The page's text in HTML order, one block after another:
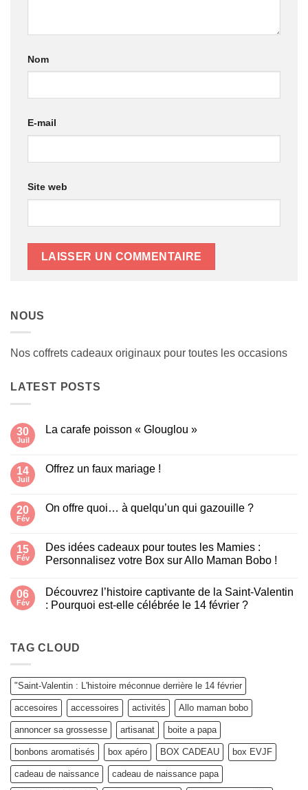
Nom
E-mail
Site web
NOUS
Nos coffrets cadeaux originaux pour toutes les occasions
LATEST POSTS
30
Juil
La carafe poisson « Glouglou »
La
14
Juil
Offrez un faux mariage !
Offrez
20
Fév
On offre quoi… à quelqu’un qui gazouille ?
On
offre
quoi…
qui
gazouille
?
15
Fév
Des idées cadeaux pour toutes les Mamies :
Personnalisez votre Box sur Allo Maman Bobo !
sur
Des
idées
les
Mamies
votre
Box
sur
Allo
Maman
!
06
Fév
Découvrez l’histoire captivante de la Saint-Valentin
: Pourquoi est-elle célébrée le 14 février ?
Découvrez
l’histoire
la
Saint-
Valentin
:
Pourquoi
elle
célébrée
le
14
février
?
TAG CLOUD
"Saint-Valentin : L'histoire méconnue derrière le 14 février
accesoires accessoires activités Allo maman bobo
annoncer sa grossesse artisanat boite a papa
bonbons aromatisés box apéro BOX CADEAU box EVJF
cadeau de naissance cadeau de naissance papa